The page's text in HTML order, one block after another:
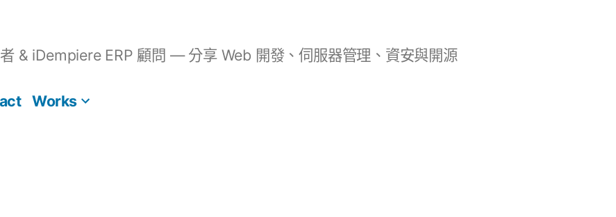
& iDempiere ERP 顧問 — 分享 Web 開發、伺服器管理、資安與開源
Works